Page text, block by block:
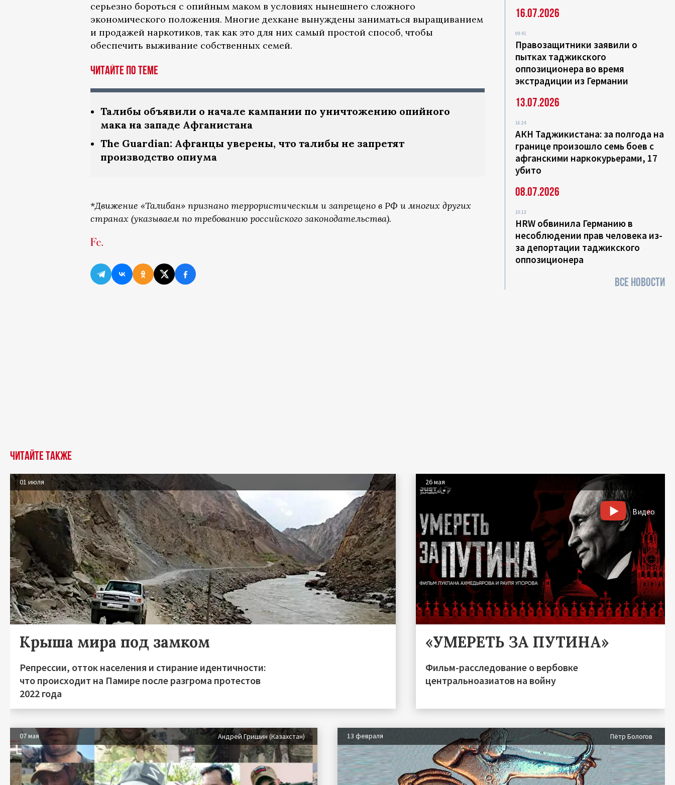
серьезно бороться с опийным маком в условиях нынешнего сложного
экономического положения. Многие дехкане вынуждены заниматься выращиванием
и продажей наркотиков, так как это для них самый простой способ, чтобы
обеспечить выживание собственных семей.
Читайте по теме
Талибы объявили о начале кампании по уничтожению опийного
мака на западе Афганистана
The Guardian: Афганцы уверены, что талибы не запретят
производство опиума
*Движение «Талибан» признано террористическим и запрещено в РФ и многих других
странах (указываем по требованию российского законодательства).
16.07.2026
09:41
Правозащитники заявили о
пытках таджикского
оппозиционера во время
экстрадиции из Германии
13.07.2026
16:24
АКН Таджикистана: за полгода на
границе произошло семь боев с
афганскими наркокурьерами, 17
убито
08.07.2026
10:13
HRW обвинила Германию в
несоблюдении прав человека из-
за депортации таджикского
оппозиционера
ВСЕ НОВОСТИ
Читайте также
01 июля
Крыша мира под замком
Репрессии, отток населения и стирание идентичности:
что происходит на Памире после разгрома протестов
2022 года
26 мая
Видео
«УМЕРЕТЬ ЗА ПУТИНА»
Фильм-расследование о вербовке
центральноазиатов на войну
07 мая Андрей Гришин (Казахстан) 13 февраля Пётр Бологов